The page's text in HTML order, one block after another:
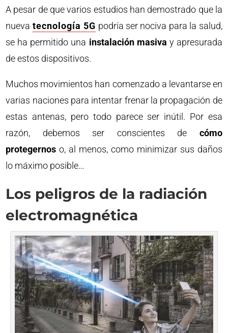
A pesar de que varios estudios han demostrado que la
nueva tecnología 5G podría ser nociva para la salud,
se ha permitido una instalación masiva y apresurada
de estos dispositivos.
Muchos movimientos han comenzado a levantarse en
varias naciones para intentar frenar la propagación de
estas antenas, pero todo parece ser inútil. Por esa
razón, debemos ser conscientes de cómo
protegernos o, al menos, como minimizar sus daños
lo máximo posible…
Los peligros de la radiación
electromagnética